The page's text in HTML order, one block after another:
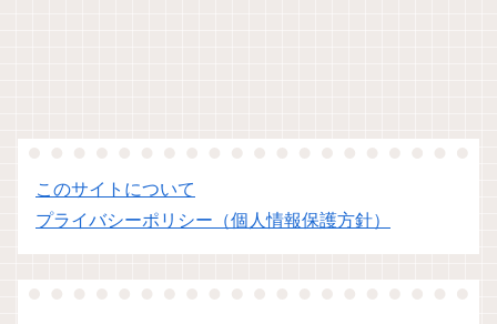
このサイトについて
プライバシーポリシー（個人情報保護方針）